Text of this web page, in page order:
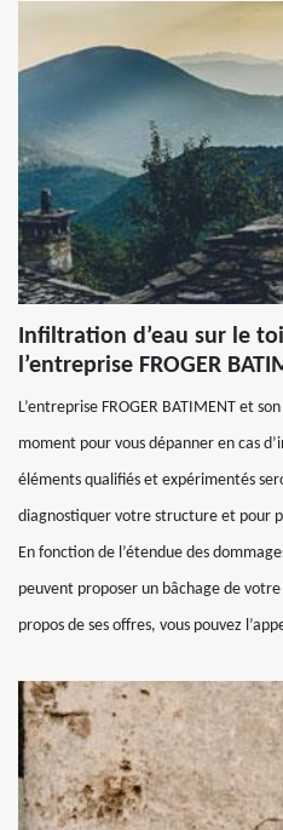
Infiltration d’eau sur le
l’entreprise FROGER
L’entreprise FROGER BATIMENT et
moment pour vous dépanner en cas
éléments qualifiés et expérimentés
diagnostiquer votre structure et pour
En fonction de l’étendue des
peuvent proposer un bâchage de
propos de ses offres, vous pouvez